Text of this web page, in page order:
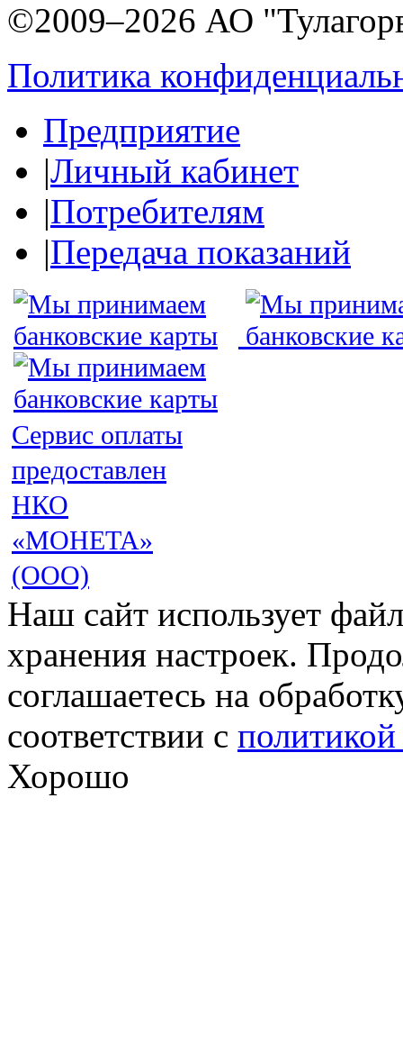
©2009–2026 АО
Политика
Предприятие
|Личный кабинет
|Потребителям
|Передача показаний
Сервис оплаты
предоставлен
НКО
«МОНЕТА»
(ООО)
Наш сайт использует
хранения настроек.
соглашаетесь на
соответствии с
Хорошо